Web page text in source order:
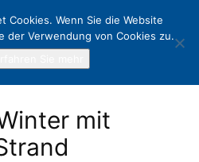
mit
Cookies. Wenn Sie die Website
der Verwendung von Cookies zu.